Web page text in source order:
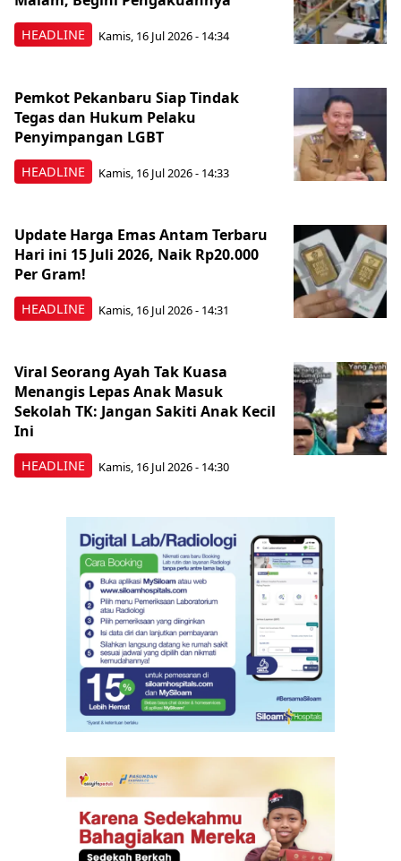
HEADLINE Kamis, 16 Jul 2026 - 14:34
HEADLINE
Pemkot Pekanbaru Siap Tindak
Tegas dan Hukum Pelaku
Penyimpangan LGBT
Kamis, 16 Jul 2026 - 14:33
HEADLINE
Update Harga Emas Antam Terbaru
Hari ini 15 Juli 2026, Naik Rp20.000
Per Gram!
Kamis, 16 Jul 2026 - 14:31
HEADLINE
Viral Seorang Ayah Tak Kuasa
Menangis Lepas Anak Masuk
Sekolah TK: Jangan Sakiti Anak Kecil
Ini
Kamis, 16 Jul 2026 - 14:30